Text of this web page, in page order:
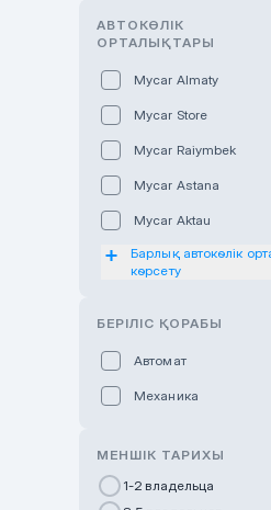
АВТОКӨЛІК
ОРТАЛЫҚТАРЫ
Mycar Almaty
Mycar Store
Mycar Raiymbek
Mycar Astana
Mycar Aktau
Mycar Uralsk
Haval & Tank Pavlodar
Bavaria Almaty
Mycar Shymkent
Барлық автокөлік
көрсету
БЕРІЛІС ҚОРАБЫ
Автомат
Механика
МЕНШІК ТАРИХЫ
1-2 владельца